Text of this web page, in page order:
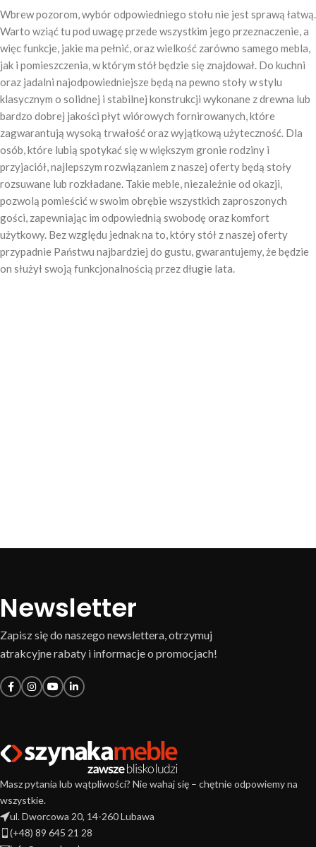
Wbrew pozorom, wybór odpowiedniego stołu nie jest sprawą łatwą.
Warto wziąć tu pod uwagę przede wszystkim jego przeznaczenie, a
więc funkcje, jakie ma pełnić, oraz wielkość zarówno samego mebla,
jak i pomieszczenia, w którym stół będzie się znajdował. Do kuchni
oraz jadalni najodpowiedniejsze będą na pewno stoły w stylu
klasycznym o solidnej i stabilnej konstrukcji wykonane z drewna lub
bardzo dobrej jakości płyt wiórowych fornirowanych, które
zagwarantują wysoką trwałość oraz wyjątkową użyteczność. Dla
osób, które lubią spotykać się w większym gronie rodziny i
przyjaciół, najlepszym rozwiązaniem z naszej oferty będą stoły
rozsuwane lub rozkładane. Takie meble, niezależnie od okazji,
pozwolą pomieścić w swoim obrębie wszystkich zaproszonych
gości, zapewniając im odpowiednią swobodę oraz komfort
użytkowy. Bez względu jednak na to, który stół z naszej oferty
przypadnie Państwu najbardziej do gustu, gwarantujemy, że będzie
on służył swoją funkcjonalnością przez długie lata.
Newsletter
Zapisz się do naszego newslettera, otrzymuj
atrakcyjne rabaty i informacje o promocjach!
Masz pytania lub wątpliwości? Nie wahaj się – chętnie odpowiemy na
wszystkie.
ul. Dworcowa 20, 14-260 Lubawa
(+48) 89 645 21 28